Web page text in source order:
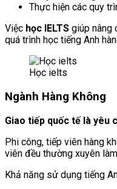
Thực hiện các quy
Việc học IELTS giúp nâng
quá trình học tiếng Anh
Học ielts
Ngành Hàng Không
Giao tiếp quốc tế là yêu
Phi công, tiếp viên hàng
viên đều thường xuyên
Khả năng sử dụng tiếng